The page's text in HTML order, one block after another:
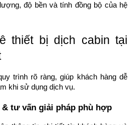
độ bền và tính đồng bộ của hệ
thiết bị dịch cabin tại
trình rõ ràng, giúp khách hàng dễ
khi sử dụng dịch vụ.
& tư vấn giải pháp phù hợp